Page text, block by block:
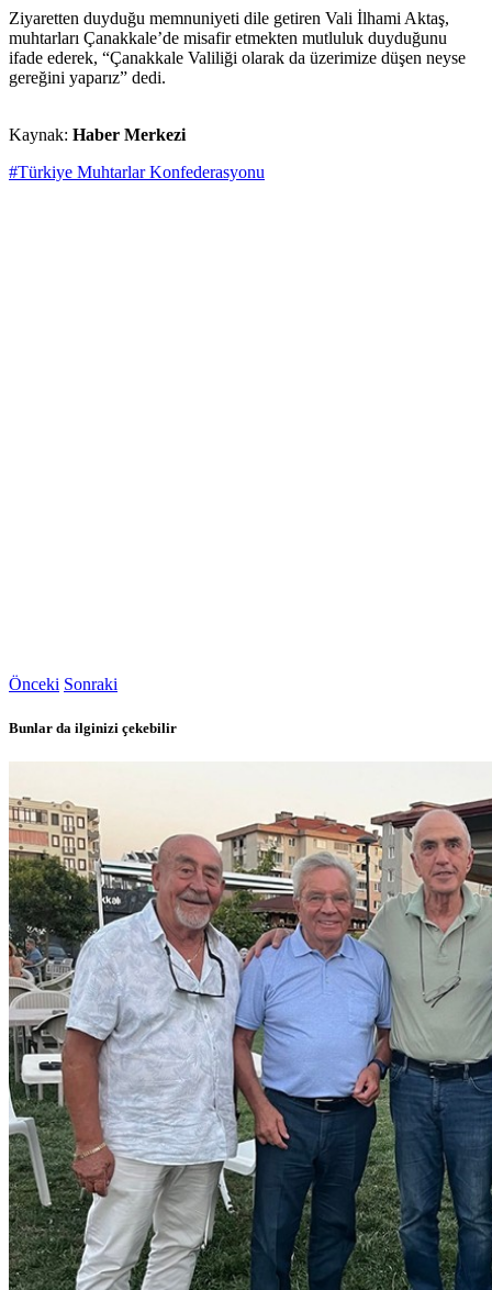
Ziyaretten duyduğu memnuniyeti dile getiren Vali İlhami Aktaş,
muhtarları Çanakkale’de misafir etmekten mutluluk duyduğunu
ifade ederek, “Çanakkale Valiliği olarak da üzerimize düşen neyse
gereğini yaparız” dedi.
Kaynak: Haber Merkezi
#Türkiye Muhtarlar Konfederasyonu
Önceki Sonraki
Bunlar da ilginizi çekebilir